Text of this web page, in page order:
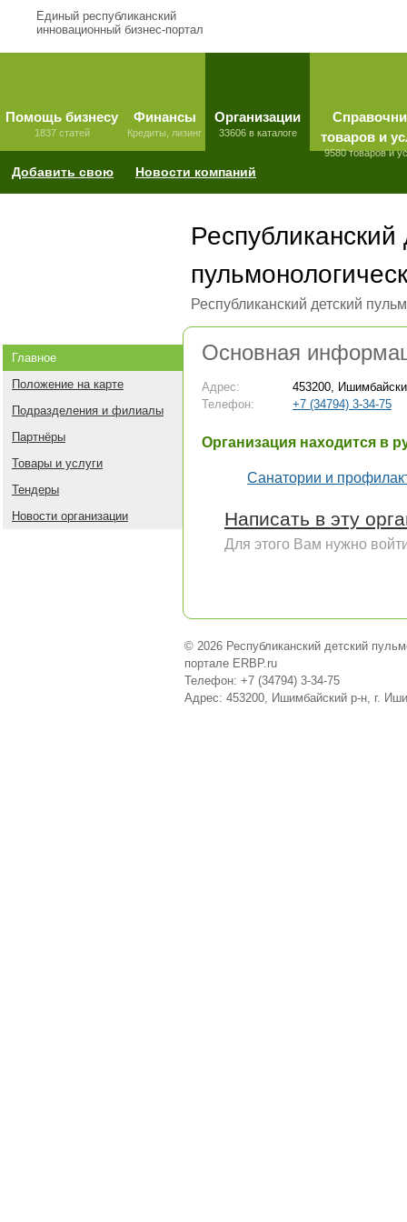
Единый республиканский
инновационный бизнес-портал
Помощь бизнесу
1837 статей
Финансы
Кредиты, лизинг
Организации
33606 в каталоге
товаров и
9580 товаров и
Добавить свою Новости компаний
Республиканский
Республиканский детский
Главное
Положение на карте
Подразделения и филиалы
Партнёры
Товары и услуги
Тендеры
Новости организации
Основная
Адрес:
453200,
Телефон:
+7 (34794) 3-34-75
Организация находится в
Санатории и
Написать в эту
Для этого Вам нужно
© 2026 Республиканский детский
портале ERBP.ru
Телефон: +7 (34794) 3-34-75
Адрес: 453200, Ишимбайский р-н, г.